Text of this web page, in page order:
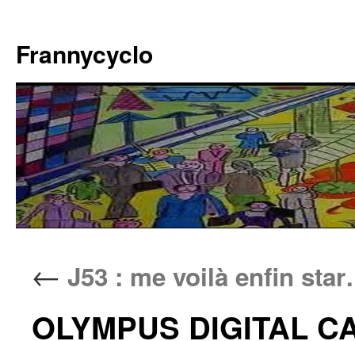
contenu
Frannycyclo
← J53 : me voilà enfin
OLYMPUS DIGITAL